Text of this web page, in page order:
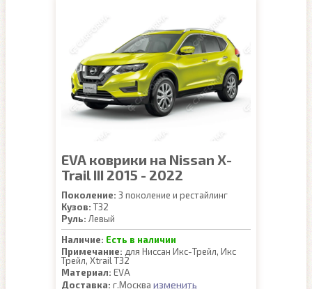
EVA коврики на Nissan X-
Trail III 2015 - 2022
Поколение: 3 поколение и рестайлинг
Кузов: T32
Руль: Левый
Наличие: Есть в наличии
Примечание: для Ниссан Икс-Трейл, Икс
Трейл, Xtrail Т32
Материал: EVA
Доставка: г.Москва изменить